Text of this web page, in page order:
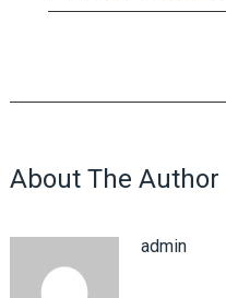
About The Author
admin